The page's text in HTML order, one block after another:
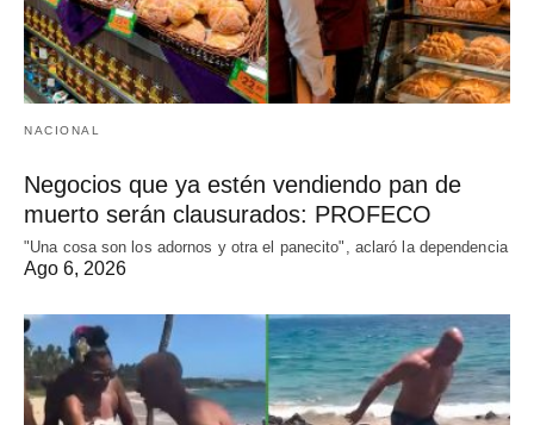
NACIONAL
Negocios que ya estén vendiendo pan de
muerto serán clausurados: PROFECO
"Una cosa son los adornos y otra el panecito", aclaró la dependencia
Ago 6, 2026